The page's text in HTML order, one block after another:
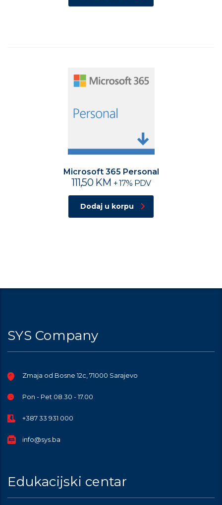
Microsoft 365 Personal
111,50 KM + 17% PDV
Dodaj u korpu
SYS Company
Zmaja od Bosne 12c, 71000 Sarajevo
Pon - Pet 08.30 - 17.00
+387 33 931 000
info@sys.ba
Edukacijski centar